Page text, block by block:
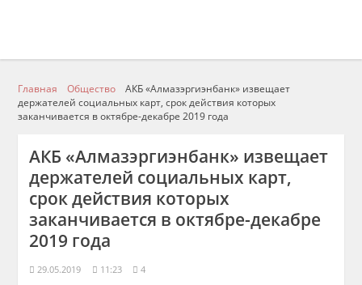
Главная Общество
АКБ «Алмазэргиэнбанк» извещает
держателей социальных карт, срок действия которых
заканчивается в октябре-декабре 2019 года
АКБ «Алмазэргиэнбанк» извещает
держателей социальных карт,
срок действия которых
заканчивается в октябре-декабре
2019 года
29.05.2019 11:23 4